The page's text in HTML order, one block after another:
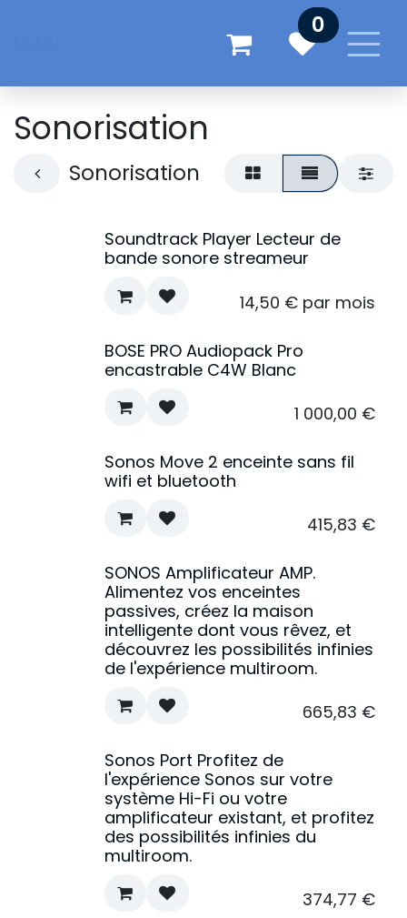
0
Sonorisation
Sonorisation
Soundtrack Player Lecteur de
bande sonore streameur
14,50 € par mois
BOSE PRO Audiopack Pro
encastrable C4W Blanc
1 000,00 €
Sonos Move 2 enceinte sans fil
wifi et bluetooth
415,83 €
SONOS Amplificateur AMP.
Alimentez vos enceintes
passives, créez la maison
intelligente dont vous rêvez, et
découvrez les possibilités infinies
de l'expérience multiroom.
665,83 €
Sonos Port Profitez de
l'expérience Sonos sur votre
système Hi-Fi ou votre
amplificateur existant, et profitez
des possibilités infinies du
multiroom.
374,77 €